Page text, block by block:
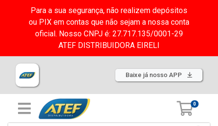
Para a sua segurança, não realizem depósitos
ou PIX em contas que não sejam a nossa conta
oficial. Nosso CNPJ é: 27.717.135/0001-29
ATEF DISTRIBUIDORA EIRELI
Baixe já nosso APP
0